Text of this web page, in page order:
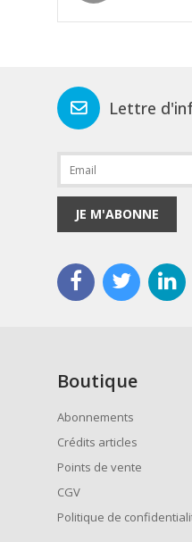
Lettre
JE M'ABONNE
Boutique
Abonnements
Crédits articles
Points de vente
CGV
Politique de